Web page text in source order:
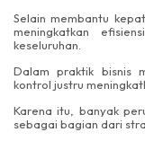
Selain membantu
meningkatkan
keseluruhan.
Dalam praktik bisnis
kontrol justru
Karena itu, banyak
sebagai bagian dari